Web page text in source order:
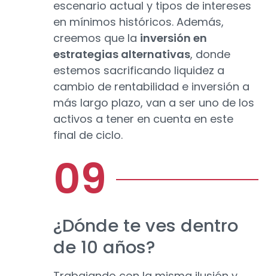
escenario actual y tipos de intereses
en mínimos históricos. Además,
creemos que la inversión en
estrategias alternativas, donde
estemos sacrificando liquidez a
cambio de rentabilidad e inversión a
más largo plazo, van a ser uno de los
activos a tener en cuenta en este
final de ciclo.
¿Dónde te ves dentro
de 10 años?